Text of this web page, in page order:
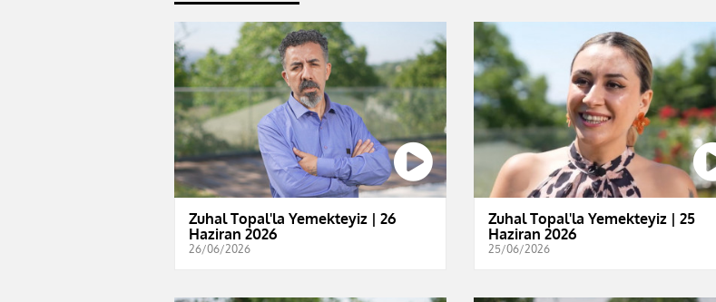
Zuhal Topal'la Yemekteyiz | 26
Haziran 2026
26/06/2026
Zuhal Topal'la Yemekteyiz | 25
Haziran 2026
25/06/2026